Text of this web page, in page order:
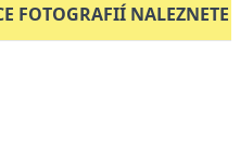
FOTOGRAFIÍ NALEZNETE